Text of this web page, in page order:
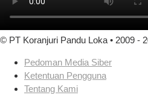
© PT Koranjuri Pandu Loka • 2009 -
Pedoman Media Siber
Ketentuan Pengguna
Tentang Kami